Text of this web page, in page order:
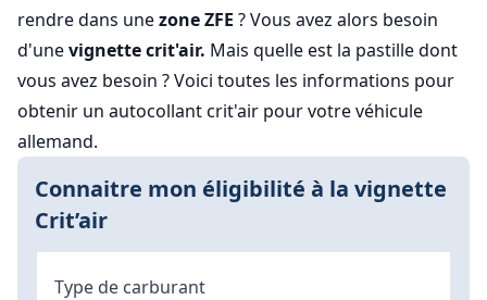
rendre dans unezone ZFE ? Vous avez alors besoin
d'unevignette crit'air. Mais quelle est la pastille dont
vous avez besoin ? Voici toutes les informations pour
obtenir un autocollant crit'air pour votre véhicule
allemand.
Connaitre mon éligibilité à la vignette
Crit’air
Type de carburant